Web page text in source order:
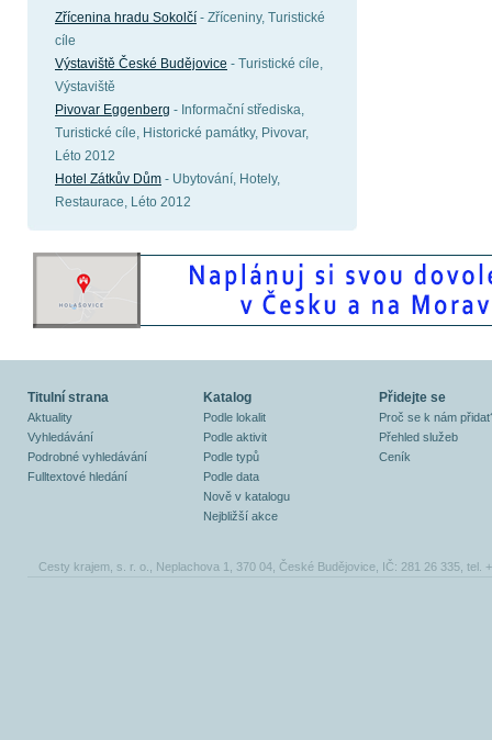
Zřícenina hradu Sokolčí - Zříceniny, Turistické
cíle
Výstaviště České Budějovice - Turistické cíle,
Výstaviště
Pivovar Eggenberg - Informační střediska,
Turistické cíle, Historické památky, Pivovar,
Léto 2012
Hotel Zátkův Dům - Ubytování, Hotely,
Restaurace, Léto 2012
Titulní strana
Aktuality
Vyhledávání
Podrobné vyhledávání
Fulltextové hledání
Katalog
Podle lokalit
Podle aktivit
Podle typů
Podle data
Nově v katalogu
Nejbližší akce
Přidejte se
Proč se k nám
Přehled služeb
Ceník
Cesty krajem, s. r. o., Neplachova 1, 370 04, České Budějovice, IČ: 281 26 335, tel.